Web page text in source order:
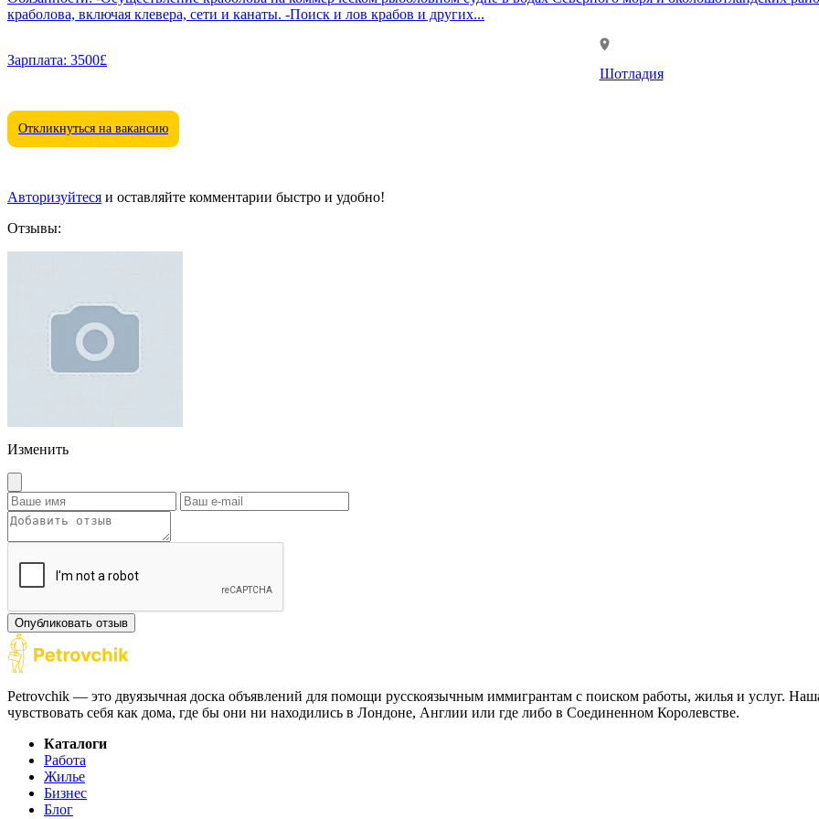
краболова, включая клевера, сети и канаты. -Поиск и лов крабов и других...
Зарплата: 3500£
Шотладия
Откликнуться на вакансию
Авторизуйтеся и оставляйте комментарии быстро и удобно!
Отзывы:
Изменить
Опубликовать отзыв
Petrovchik — это двуязычная доска объявлений для помощи русскоязычным иммигрантам с поиском работы, жилья и услуг.
чувствовать себя как дома, где бы они ни находились в Лондоне, Англии или где либо в Соединенном Королевстве.
Каталоги
Работа
Жилье
Бизнес
Блог